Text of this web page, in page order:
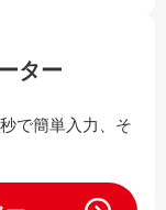
ター
で簡単入力、そ